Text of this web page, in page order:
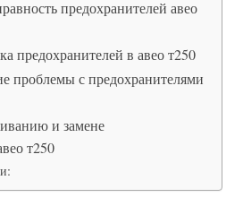
предохранителей авео
предохранителей в авео т250
проблемы с предохранителями
и замене
т250